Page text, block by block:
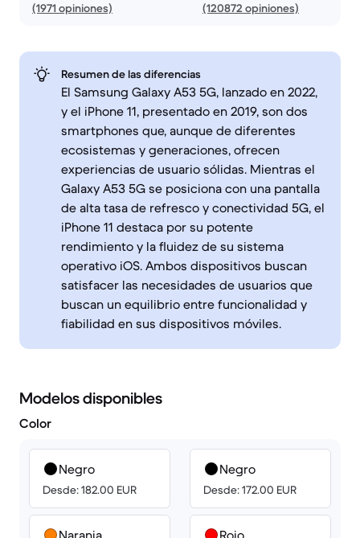
(1971 opiniones)
(120872 opiniones)
Resumen de las diferencias
El Samsung Galaxy A53 5G, lanzado en 2022,
y el iPhone 11, presentado en 2019, son dos
smartphones que, aunque de diferentes
ecosistemas y generaciones, ofrecen
experiencias de usuario sólidas. Mientras el
Galaxy A53 5G se posiciona con una pantalla
de alta tasa de refresco y conectividad 5G, el
iPhone 11 destaca por su potente
rendimiento y la fluidez de su sistema
operativo iOS. Ambos dispositivos buscan
satisfacer las necesidades de usuarios que
buscan un equilibrio entre funcionalidad y
fiabilidad en sus dispositivos móviles.
Modelos disponibles
Color
Negro
Desde: 182.00 EUR
Naranja
Negro
Desde: 172.00 EUR
Rojo